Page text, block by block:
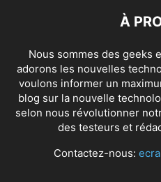
À
Nous sommes des geeks
adorons les nouvelles
voulons informer un
blog sur la nouvelle
selon nous révolutionner
des testeurs et
Contactez-nous: